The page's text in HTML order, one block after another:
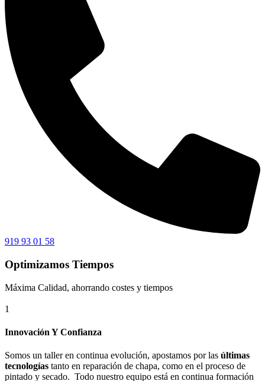
919 93 01 58
Optimizamos Tiempos
Máxima Calidad, ahorrando costes y tiempos
1
Innovación Y Confianza
Somos un taller en continua evolución, apostamos por las últimas
tecnologías tanto en reparación de chapa, como en el proceso de
pintado y secado. Todo nuestro equipo está en continua formación